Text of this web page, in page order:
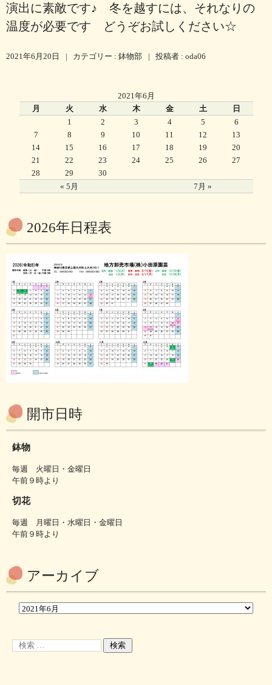
演出に素敵です♪ 冬を越すには、それなりの
温度が必要です どうぞお試しください☆
2021年6月20日 | カテゴリー : 鉢物部 | 投稿者 : oda06
2021年6月
月
火 水 木 金 土 日
« 5月 7月 »
1 2 3 4 5
6
7
8 9 10 11 12
13
14
15 16 17 18 19
20
21
22 23 24 25 26
27
28
29 30
2026年日程表
開市日時
鉢物
毎週 火曜日・金曜日
午前９時より
切花
毎週 月曜日・水曜日・金曜日
午前９時より
アーカイブ